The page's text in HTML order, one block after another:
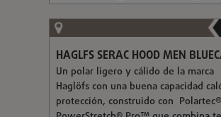
HAGLFS SERAC HOOD MEN
Un polar ligero y cálido de la marca
Haglöfs con una buena capacidad
protección, construido con Polartec®